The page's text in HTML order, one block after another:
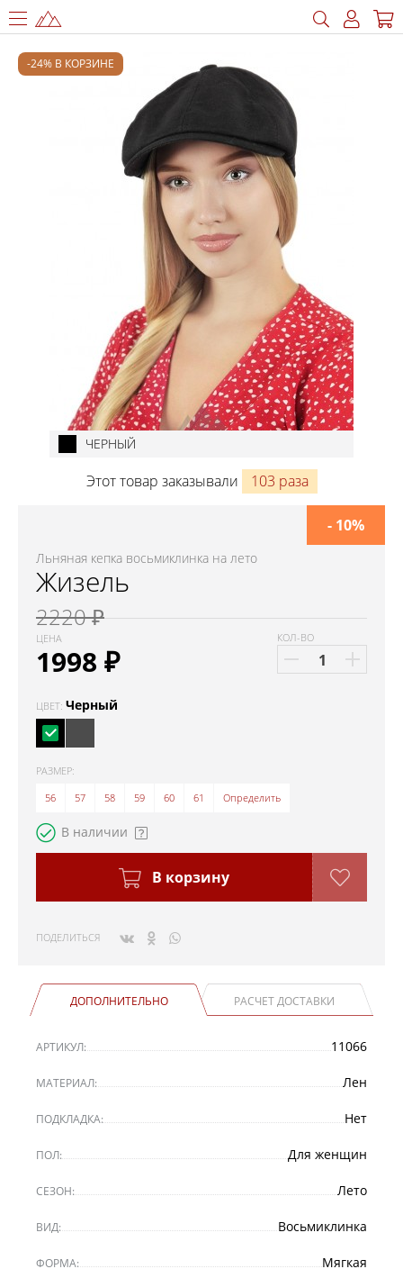
-24% В КОРЗИНЕ
ЧЕРНЫЙ
Этот товар заказывали 103 раза
Льняная кепка восьмиклинка на лето
Жизель
2220 ₽
ЦЕНА
1998 ₽
- 10%
КОЛ-ВО
ЦВЕТ: Черный
РАЗМЕР:
56
57 58 59 60 61 Определить
В наличии
В корзину
ПОДЕЛИТЬСЯ
ДОПОЛНИТЕЛЬНО РАСЧЕТ ДОСТАВКИ
АРТИКУЛ: 11066
МАТЕРИАЛ: Лен
ПОДКЛАДКА: Нет
ПОЛ: Для женщин
СЕЗОН: Лето
ВИД: Восьмиклинка
ФОРМА: Мягкая